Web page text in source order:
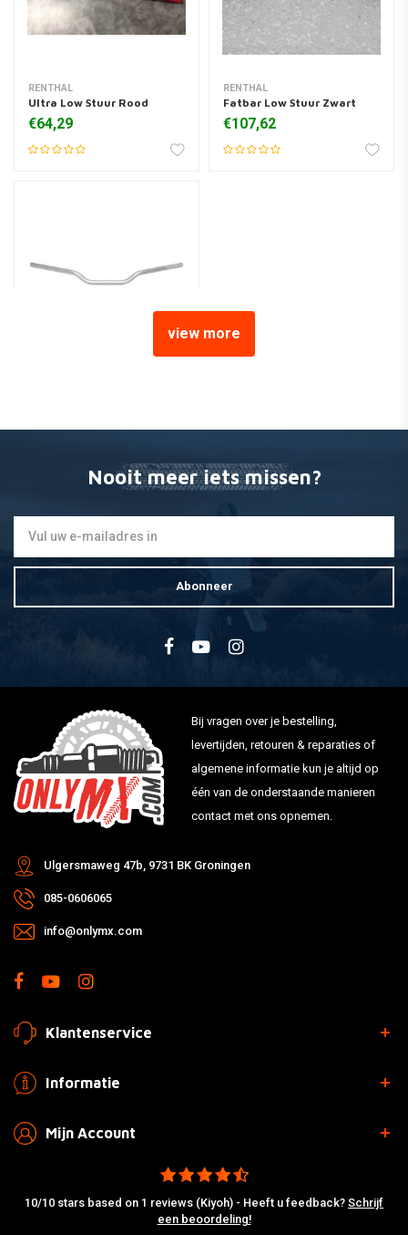
RENTHAL
Ultra Low Stuur Rood
€64,29
RENTHAL
Fatbar Low Stuur Zwart
€107,62
view more
Nooit meer iets missen?
Abonneer
Bij vragen over je bestelling,
levertijden, retouren & reparaties of
algemene informatie kun je altijd op
één van de onderstaande manieren
contact met ons opnemen.
Ulgersmaweg 47b, 9731 BK Groningen
085-0606065
info@onlymx.com
Klantenservice
Informatie
Mijn Account
10/10 stars based on 1 reviews (Kiyoh) - Heeft u feedback? Schrijf
een beoordeling!